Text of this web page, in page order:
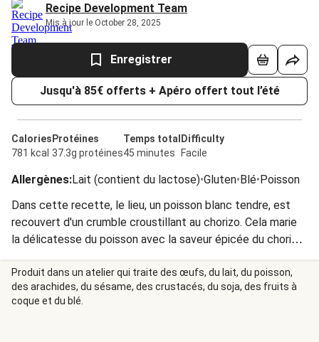
Recipe Development Team
Mis à jour le October 28, 2025
Enregistrer
Jusqu'à 85€ offerts + Apéro offert tout l’été
Calories
781 kcal
Protéines
37.3g protéines
Temps total
45 minutes
Difficulty
Facile
Allergènes:Lait (contient du lactose)•Gluten•Blé•Poisson
Dans cette recette, le lieu, un poisson blanc tendre, est
recouvert d'un crumble croustillant au chorizo. Cela marie
la délicatesse du poisson avec la saveur épicée du chorizo.
La sauce tomatée quant à elle apporte une touche
acidulée et complémentaire, créant ainsi une combinaison
savoureuse et équilibrée de goûts.
Produit dans un atelier qui traite des œufs, du lait, du poisson,
des arachides, du sésame, des crustacés, du soja, des fruits à
coque et du blé.